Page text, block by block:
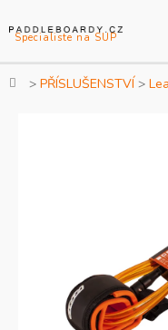
na
obsah
Domů
PŘÍSLUŠENSTVÍ